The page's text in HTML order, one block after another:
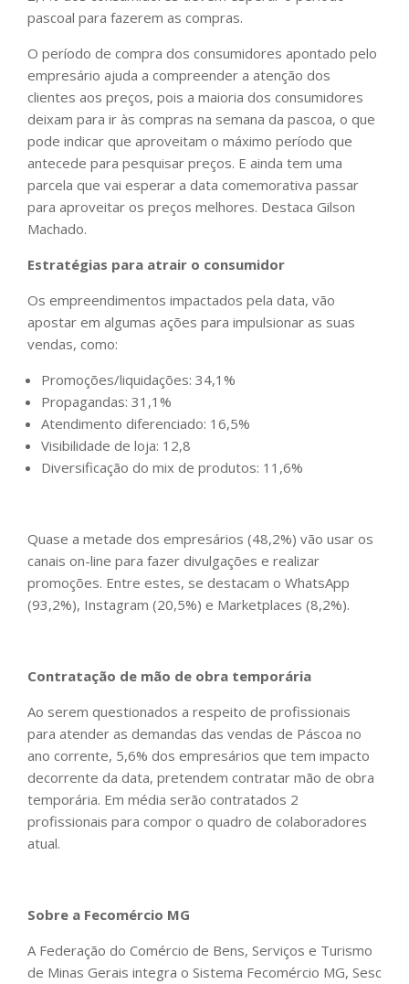
pascoal para fazerem as compras.
O período de compra dos consumidores apontado pelo
empresário ajuda a compreender a atenção dos
clientes aos preços, pois a maioria dos consumidores
deixam para ir às compras na semana da pascoa, o que
pode indicar que aproveitam o máximo período que
antecede para pesquisar preços. E ainda tem uma
parcela que vai esperar a data comemorativa passar
para aproveitar os preços melhores. Destaca Gilson
Machado.
Estratégias para atrair o consumidor
Os empreendimentos impactados pela data, vão
apostar em algumas ações para impulsionar as suas
vendas, como:
Promoções/liquidações: 34,1%
Propagandas: 31,1%
Atendimento diferenciado: 16,5%
Visibilidade de loja: 12,8
Diversificação do mix de produtos: 11,6%
Quase a metade dos empresários (48,2%) vão usar os
canais on-line para fazer divulgações e realizar
promoções. Entre estes, se destacam o WhatsApp
(93,2%), Instagram (20,5%) e Marketplaces (8,2%).
Contratação de mão de obra temporária
Ao serem questionados a respeito de profissionais
para atender as demandas das vendas de Páscoa no
ano corrente, 5,6% dos empresários que tem impacto
decorrente da data, pretendem contratar mão de obra
temporária. Em média serão contratados 2
profissionais para compor o quadro de colaboradores
atual.
Sobre a Fecomércio MG
A Federação do Comércio de Bens, Serviços e Turismo
de Minas Gerais integra o Sistema Fecomércio MG, Sesc